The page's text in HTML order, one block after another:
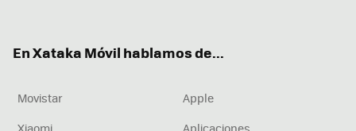
En Xataka Móvil hablamos de...
Movistar
Apple
Xiaomi
Aplicaciones